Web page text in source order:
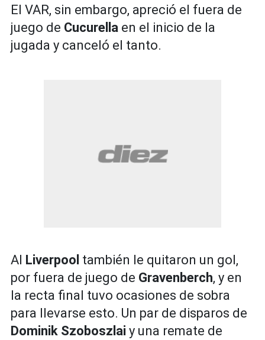
El VAR, sin embargo, apreció el fuera de
juego de Cucurella en el inicio de la
jugada y canceló el tanto.
Al Liverpool también le quitaron un gol,
por fuera de juego de Gravenberch, y en
la recta final tuvo ocasiones de sobra
para llevarse esto. Un par de disparos de
Dominik Szoboszlai y una remate de